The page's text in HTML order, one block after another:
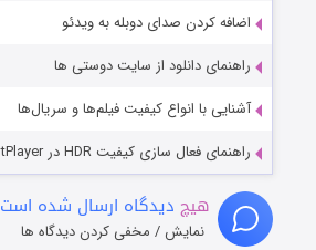
اضافه کردن صدای دوبله به ویدئو
راهنمای دانلود از سایت دوستی ها
آشنایی با انواع کیفیت فیلم‌ها و سریال‌ها
راهنمای فعال سازی کیفیت HDR در PotPlayer
هیچ دیدگاه ارسال شده است
نمایش / مخفی کردن دیدگاه ها